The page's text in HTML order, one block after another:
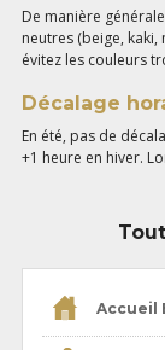
De manière
neutres (beige,
évitez les couleurs
Décalage
En été, pas de
+1 heure en hiver.
Accueil